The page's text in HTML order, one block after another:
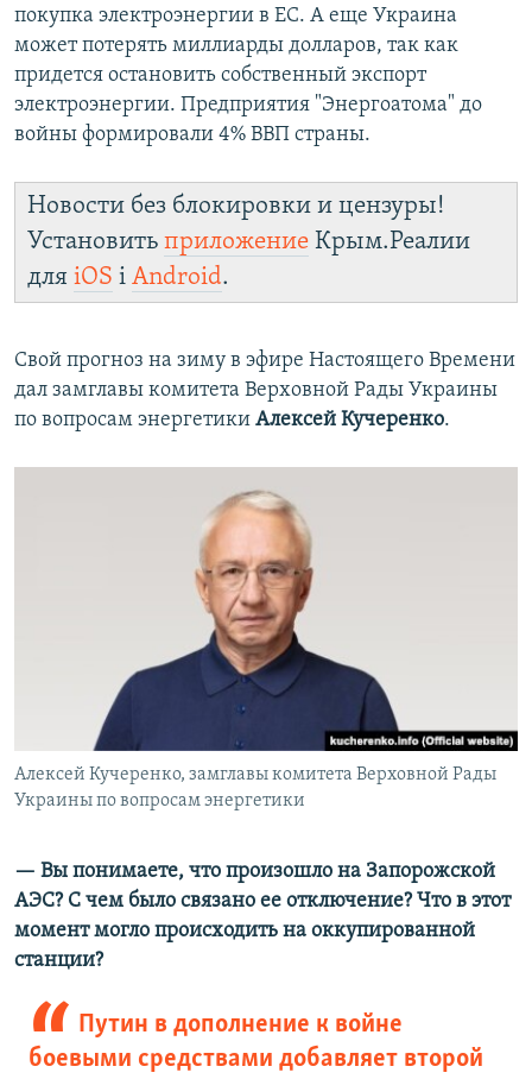
покупка электроэнергии в ЕС. А еще Украина
может потерять миллиарды долларов, так как
придется остановить собственный экспорт
электроэнергии. Предприятия "Энергоатома" до
войны формировали 4% ВВП страны.
Новости без блокировки и цензуры!
Установить приложение Крым.Реалии
для iOS і Android.
Свой прогноз на зиму в эфире Настоящего Времени
дал замглавы комитета Верховной Рады Украины
по вопросам энергетики Алексей Кучеренко.
Алексей Кучеренко, замглавы комитета Верховной Рады
Украины по вопросам энергетики
— Вы понимаете, что произошло на Запорожской
АЭС? С чем было связано ее отключение? Что в этот
момент могло происходить на оккупированной
станции?
Путин в дополнение к войне
боевыми средствами добавляет второй